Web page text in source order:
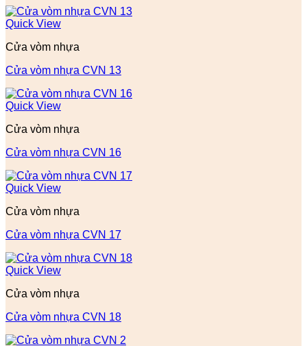
Quick View
Cửa vòm nhựa
Cửa vòm nhựa CVN 13
Quick View
Cửa vòm nhựa
Cửa vòm nhựa CVN 16
Quick View
Cửa vòm nhựa
Cửa vòm nhựa CVN 17
Quick View
Cửa vòm nhựa
Cửa vòm nhựa CVN 18